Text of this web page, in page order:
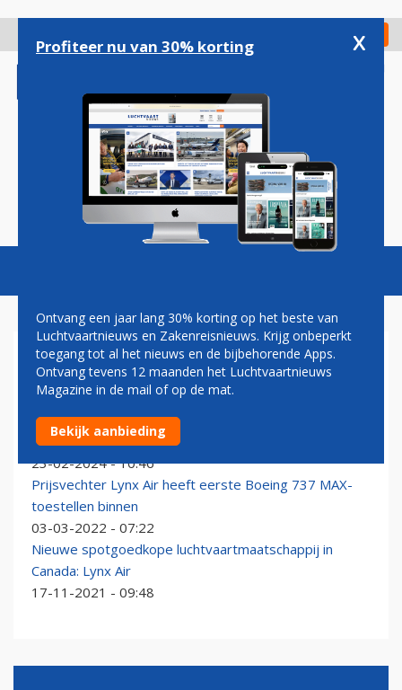
gaan
Check in
Magazine Podcasts Vacatures
LYNX AIR
Canadese prijsvechter Lynx Air houdt na minder dan
twee jaar weer op
23-02-2024 - 10:46
Prijsvechter Lynx Air heeft eerste Boeing 737 MAX-
toestellen binnen
03-03-2022 - 07:22
Nieuwe spotgoedkope luchtvaartmaatschappij in
Canada: Lynx Air
17-11-2021 - 09:48
Profiteer nu van 30% korting x
Ontvang een jaar lang 30% korting op het beste van
Luchtvaartnieuws en Zakenreisnieuws. Krijg onbeperkt
toegang tot al het nieuws en de bijbehorende Apps.
Ontvang tevens 12 maanden het Luchtvaartnieuws
Magazine in de mail of op de mat.
Bekijk aanbieding